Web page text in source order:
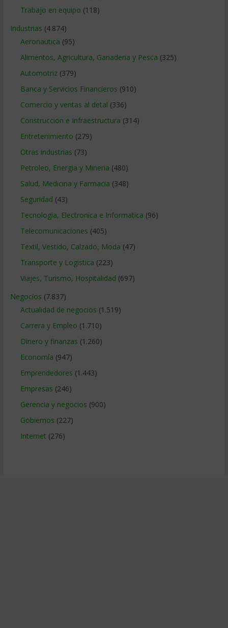
Trabajo en equipo (118)
Industrias (4.874)
Aeronautica (95)
Alimentos, Agricultura, Ganaderia y Pesca (325)
Automotriz(379)
Banca y Servicios Financieros (910)
Comercio y ventas al detal (336)
Construccion e Infraestructura (314)
Entretenimiento (279)
Otras industrias (73)
Petroleo, Energia y Mineria (480)
Salud, Medicina y Farmacia (348)
Seguridad (43)
Tecnologia, Electronica e Informatica (96)
Telecomunicaciones (405)
Textil, Vestido, Calzado, Moda (47)
Transporte y Logistica (223)
Viajes, Turismo, Hospitalidad (697)
Negocios (7.837)
Actualidad de negocios (1.519)
Carrera y Empleo (1.710)
Dinero y finanzas (1.260)
Economía (947)
Emprendedores (1.443)
Empresas (246)
Gerencia y negocios (900)
Gobiernos (227)
Internet (276)